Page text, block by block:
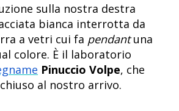
sulla nostra destra
bianca interrotta da
a vetri cui fa pendantuna
colore. È il laboratorio
Pinuccio Volpe, che
al nostro arrivo.